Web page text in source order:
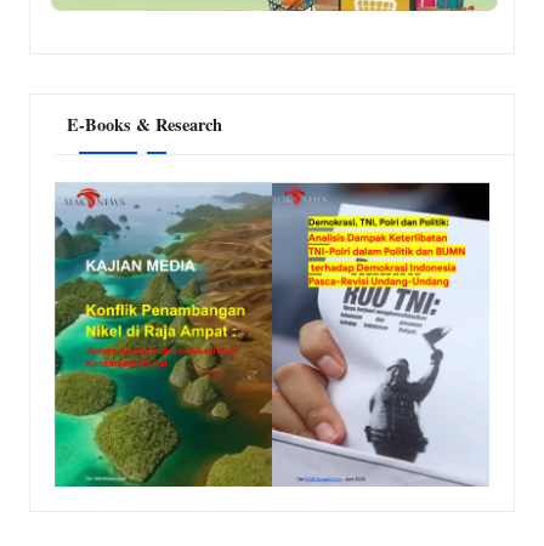
E-Books & Research